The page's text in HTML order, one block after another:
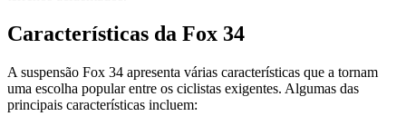
Características da Fox 34
A suspensão Fox 34 apresenta várias características que a tornam
uma escolha popular entre os ciclistas exigentes. Algumas das
principais características incluem: